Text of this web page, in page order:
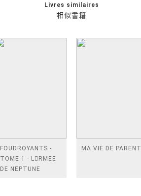
相似書籍
Livres similaires
FOUDROYANTS -
TOME 1 - LRMEE
DE NEPTUNE
MA VIE DE PARENT